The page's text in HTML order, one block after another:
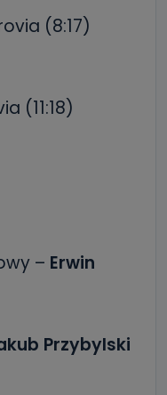
(8:17)
(11:18)
– Erwin
Przybylski